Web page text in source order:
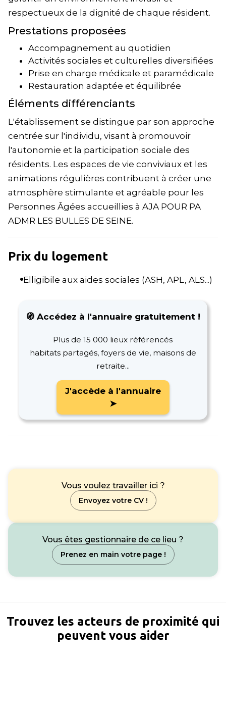
respectueux de la dignité de chaque résident.
Prestations proposées
Accompagnement au quotidien
Activités sociales et culturelles diversifiées
Prise en charge médicale et paramédicale
Restauration adaptée et équilibrée
Éléments différenciants
L'établissement se distingue par son approche
centrée sur l'individu, visant à promouvoir
l'autonomie et la participation sociale des
résidents. Les espaces de vie conviviaux et les
animations régulières contribuent à créer une
atmosphère stimulante et agréable pour les
Personnes Âgées accueillies à AJA POUR PA
ADMR LES BULLES DE SEINE.
Prix du logement
Elligibile aux aides sociales (ASH, APL, ALS...)
🧭 Accédez à l'annuaire gratuitement !
Plus de 15 000 lieux référencés
habitats partagés, foyers de vie, maisons de
retraite...
J'accède à l'annuaire
➤
Vous voulez travailler ici ?
Envoyez votre CV !
Vous êtes gestionnaire de ce lieu ?
Prenez en main votre page !
Trouvez les acteurs de proximité qui
peuvent vous aider